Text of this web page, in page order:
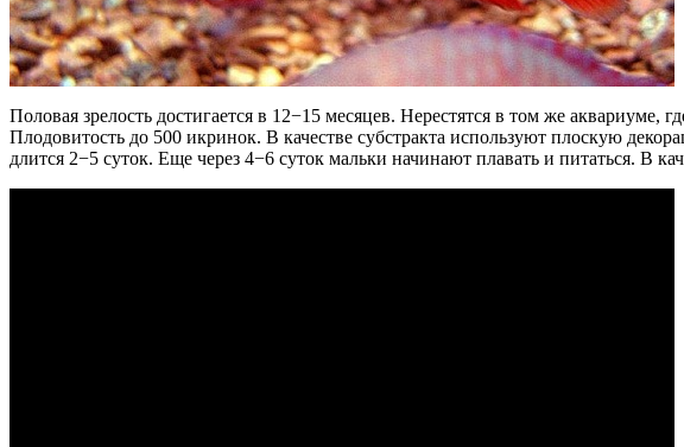
Половая зрелость достигается в 12−15 месяцев. Нерестятся в том же
Плодовитость до 500 икринок. В качестве субстракта используют плоскую
длится 2−5 суток. Еще через 4−6 суток мальки начинают плавать и питаться. В